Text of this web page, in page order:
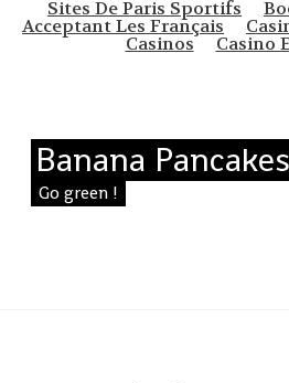
Sites De Paris Sportifs
Acceptant Les Français
Casinos Casino
Banana Pancakes
Go green !